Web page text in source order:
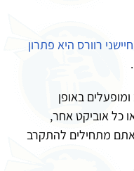
רוורס היא פתרון
באופן
כל אוביקט אחר,
מתחילים להתקרב